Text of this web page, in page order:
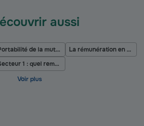
aussi
Portabilité de la mutuelle santé
La rémunération en congé parental
Secteur 1 : quel remboursement ?